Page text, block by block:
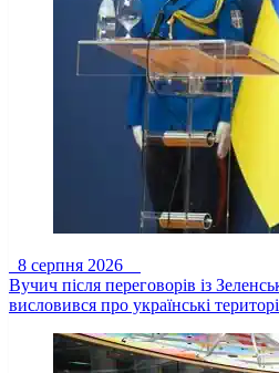
8 серпня 2026
Вучич після переговорів із
висловився про українські